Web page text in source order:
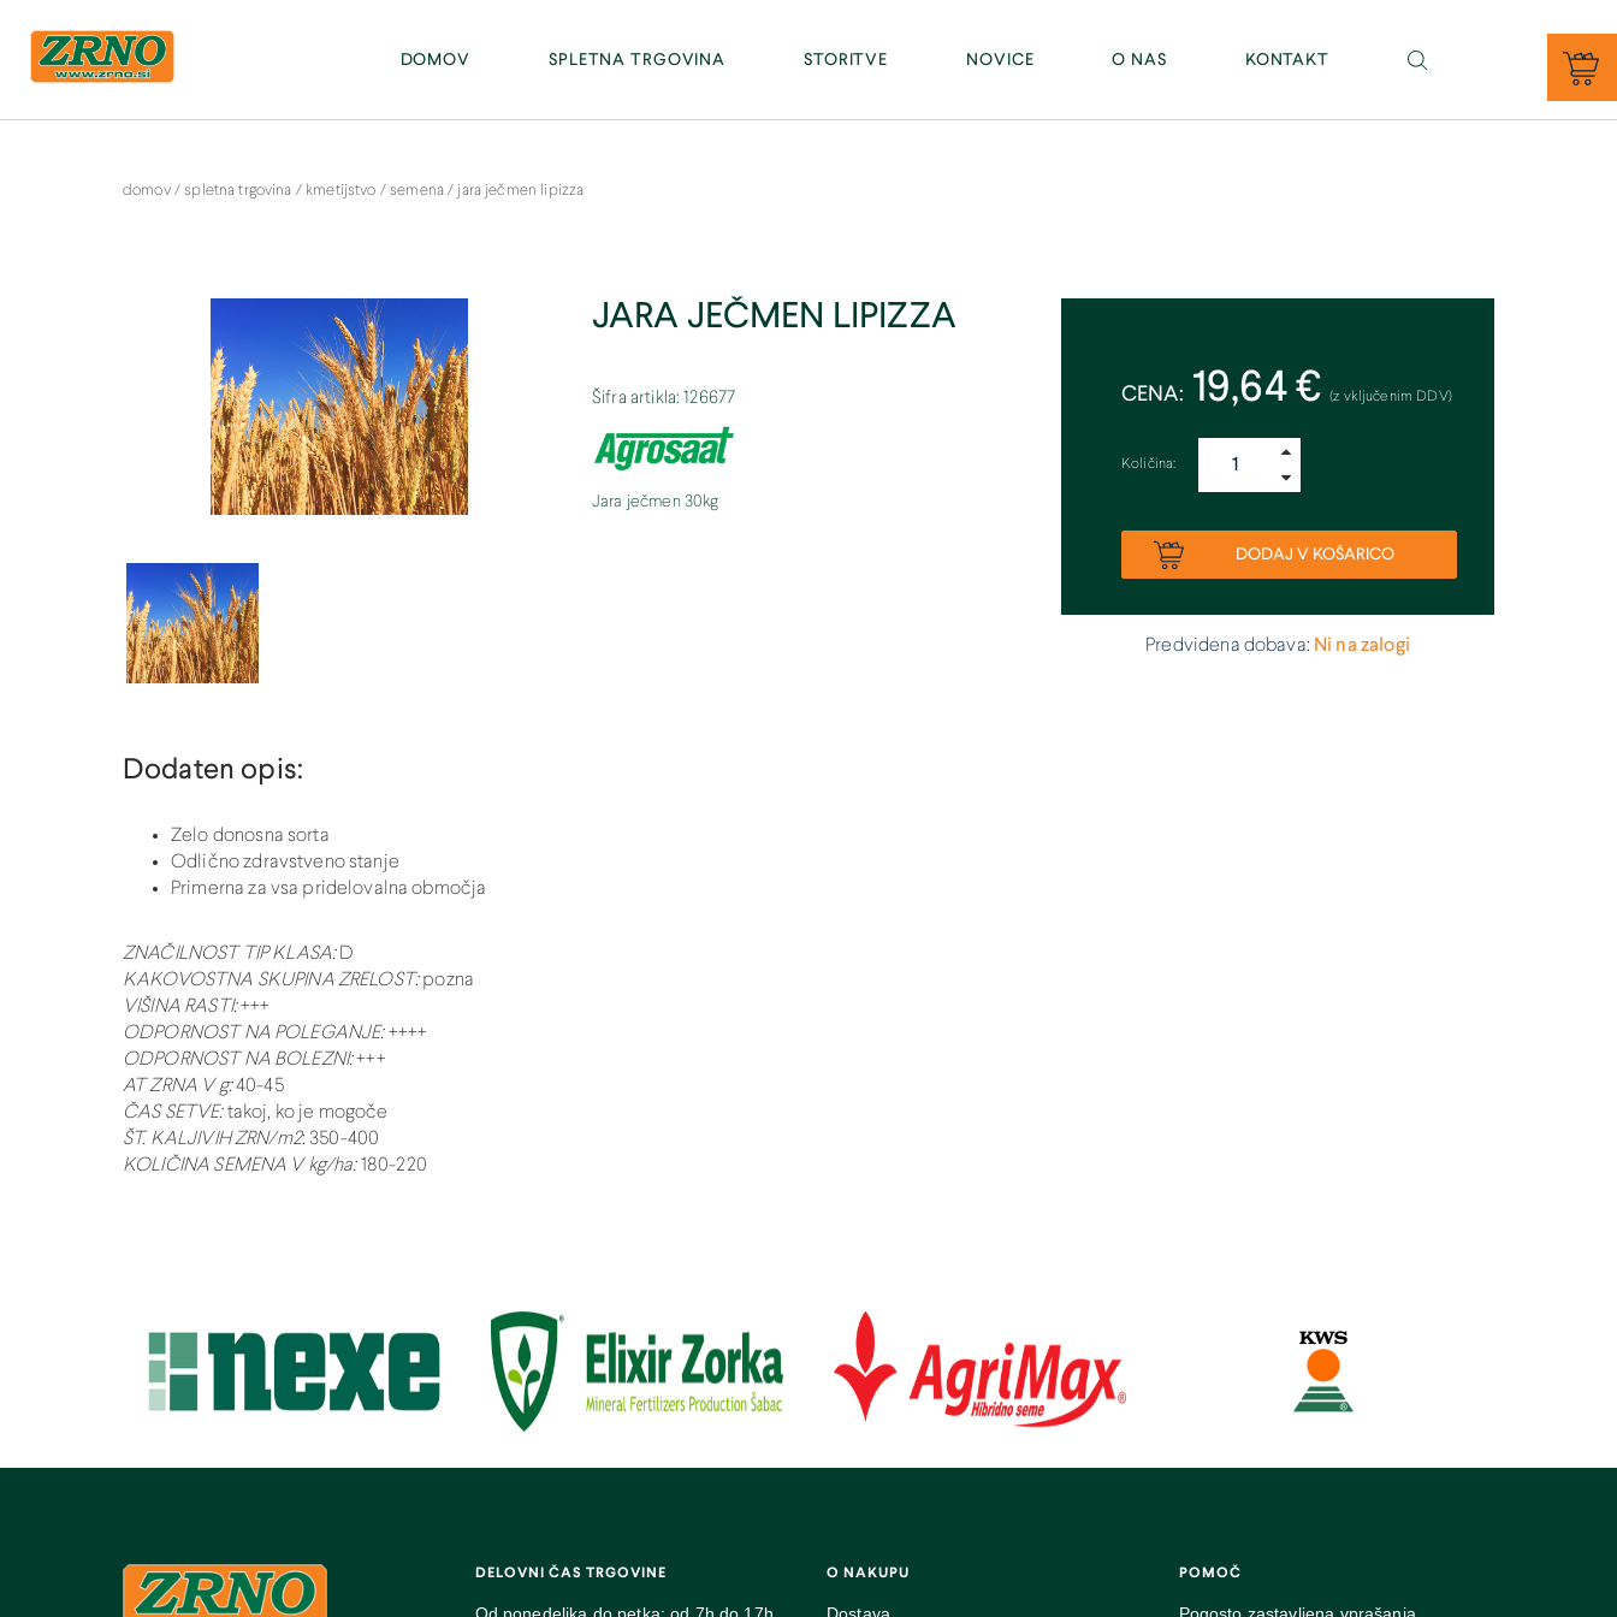
stran Zrno
DOMOV SPLETNA TRGOVINA STORITVE NOVICE O NAS KONTAKT
domov /spletna trgovina / kmetijstvo /semena/ jara ječmen lipizza
JARA JEČMEN LIPIZZA
Šifra artikla: 126677
Jara ječmen 30kg
CENA: 19,64 €(z vključenim DDV)
Količina:
DODAJ V KOŠARICO
Predvidena dobava: Ni na zalogi
Dodaten opis:
Zelo donosna sorta
Odlično zdravstveno stanje
Primerna za vsa pridelovalna območja
ZNAČILNOST TIP KLASA: D
KAKOVOSTNA SKUPINA ZRELOST:pozna
VIŠINA RASTI:+++
ODPORNOST NA POLEGANJE: ++++
ODPORNOST NA BOLEZNI:+++
AT ZRNA V g:40-45
ČAS SETVE:takoj, ko je mogoče
ŠT. KALJIVIH ZRN/m2: 350-400
KOLIČINA SEMENA V kg/ha: 180-220
DELOVNI ČAS TRGOVINE O NAKUPU POMOČ